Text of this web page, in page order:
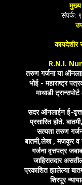
मुख्य
संपर्क:
कायदेशीर
R.N.I.
तरुण गर्जना या
भोई - महाराष्ट्र
माथाडी
सदर ऑनलाईन ई-
प्रसारित होते.
सत्यता तरुण
बातमी,लेख , मजकूर व
गर्जना वृत्तपत्र
जाहिरातदार
प्रकाशित झालेल्या
शिरपूर